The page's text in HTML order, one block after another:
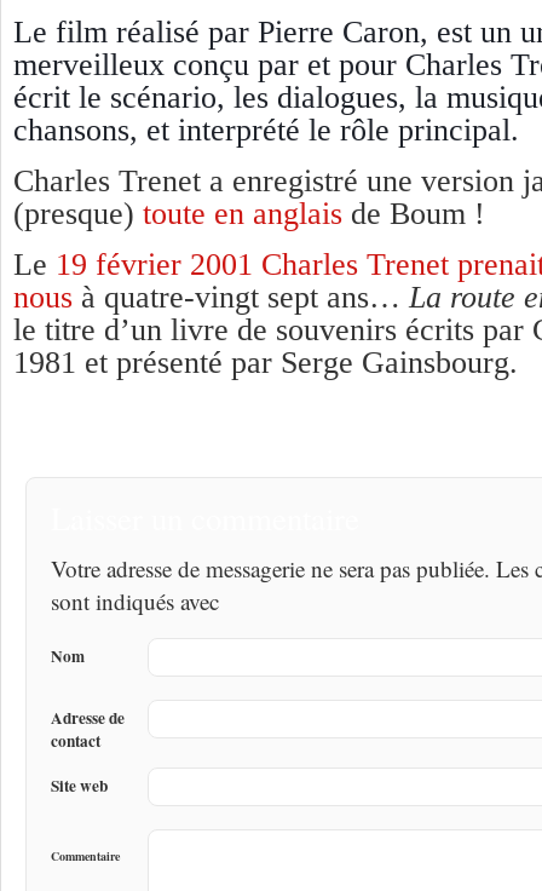
Le film réalisé par Pierre Caron, est un
merveilleux conçu par et pour Charles
écrit le scénario, les dialogues, la
chansons, et interprété le rôle principal.
Charles Trenet a enregistré une version
(presque) toute en anglais de Boum !
Le 19 février 2001 Charles Trenet
nous à quatre-vingt sept ans… La route
le titre d’un livre de souvenirs écrits par
1981 et présenté par Serge Gainsbourg.
Votre adresse de messagerie ne sera pas publiée.
sont indiqués avec
Nom
Adresse de
contact
Site web
Commentaire